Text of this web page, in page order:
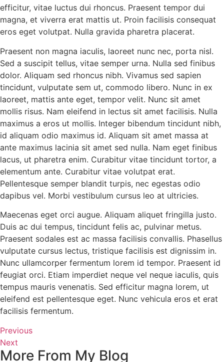
efficitur, vitae luctus dui rhoncus. Praesent tempor dui
magna, et viverra erat mattis ut. Proin facilisis consequat
eros eget volutpat. Nulla gravida pharetra placerat.
Praesent non magna iaculis, laoreet nunc nec, porta nisl.
Sed a suscipit tellus, vitae semper urna. Nulla sed finibus
dolor. Aliquam sed rhoncus nibh. Vivamus sed sapien
tincidunt, vulputate sem ut, commodo libero. Nunc in ex
laoreet, mattis ante eget, tempor velit. Nunc sit amet
mollis risus. Nam eleifend in lectus sit amet facilisis. Nulla
maximus a eros ut mollis. Integer bibendum tincidunt nibh,
id aliquam odio maximus id. Aliquam sit amet massa at
ante maximus lacinia sit amet sed nulla. Nam eget finibus
lacus, ut pharetra enim. Curabitur vitae tincidunt tortor, a
elementum ante. Curabitur vitae volutpat erat.
Pellentesque semper blandit turpis, nec egestas odio
dapibus vel. Morbi vestibulum cursus leo at ultricies.
Maecenas eget orci augue. Aliquam aliquet fringilla justo.
Duis ac dui tempus, tincidunt felis ac, pulvinar metus.
Praesent sodales est ac massa facilisis convallis. Phasellus
vulputate cursus lectus, tristique facilisis est dignissim in.
Nunc ullamcorper fermentum lorem id tempor. Praesent id
feugiat orci. Etiam imperdiet neque vel neque iaculis, quis
tempus mauris venenatis. Sed efficitur magna lorem, ut
eleifend est pellentesque eget. Nunc vehicula eros et erat
facilisis fermentum.
Previous
Next
More From My Blog